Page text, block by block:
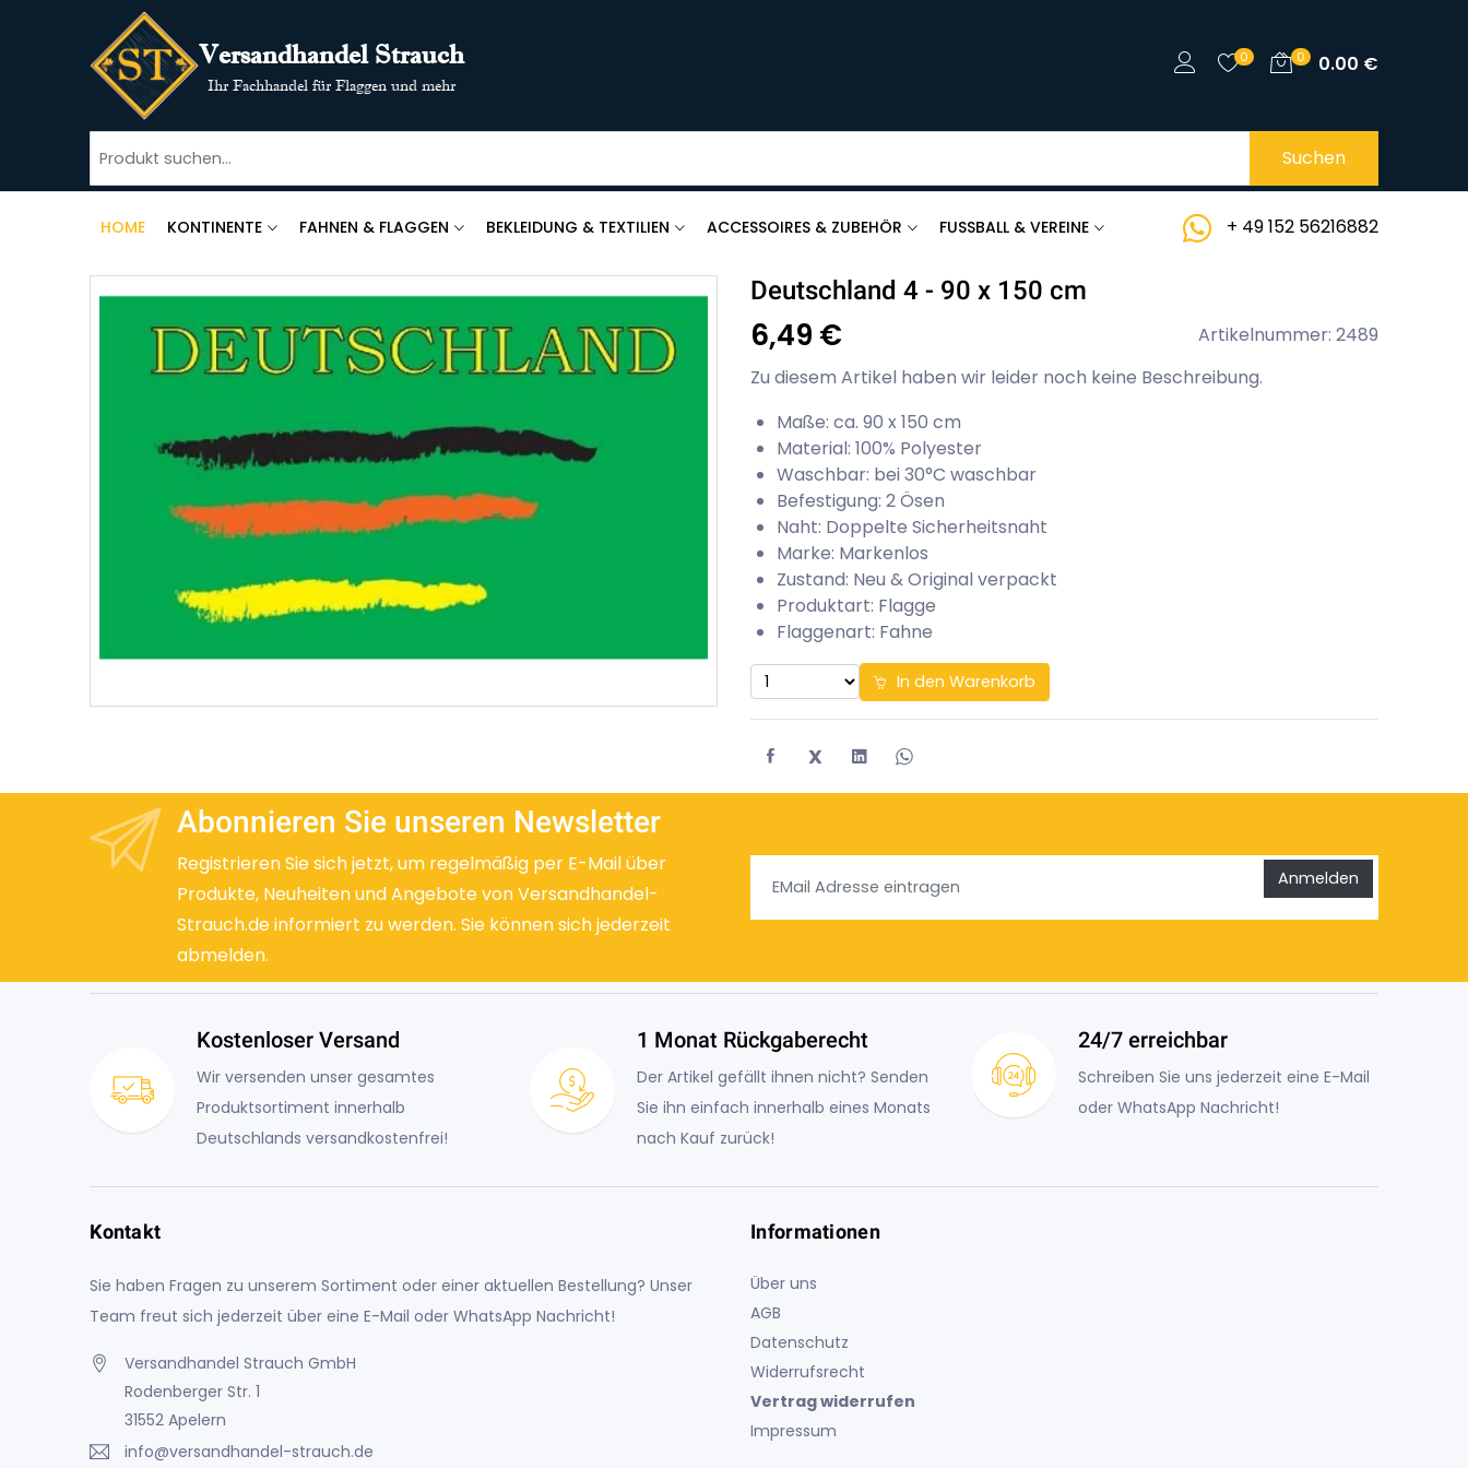
Versandhandel Strauch
Ihr Fachhandel für Flaggen und mehr
0 0 0.00 €
Suchen
HOME KONTINENTE FAHNEN & FLAGGEN BEKLEIDUNG & TEXTILIEN ACCESSOIRES & ZUBEHÖR FUSSBALL & VEREINE + 49 152 56216882
Deutschland 4 - 90 x 150 cm
6,49 €
Artikelnummer: 2489
Zu diesem Artikel haben wir leider noch keine Beschreibung.
Maße: ca. 90 x 150 cm
Material: 100% Polyester
Waschbar: bei 30°C waschbar
Befestigung: 2 Ösen
Naht: Doppelte Sicherheitsnaht
Marke: Markenlos
Zustand: Neu & Original verpackt
Produktart: Flagge
Flaggenart: Fahne
In den Warenkorb
X
Abonnieren Sie unseren Newsletter
Registrieren Sie sich jetzt, um regelmäßig per E-Mail über
Produkte, Neuheiten und Angebote von Versandhandel-
Strauch.de informiert zu werden. Sie können sich jederzeit
abmelden.
Anmelden
Kostenloser Versand
Wir versenden unser gesamtes
Produktsortiment innerhalb
Deutschlands versandkostenfrei!
1 Monat Rückgaberecht
Der Artikel gefällt ihnen nicht? Senden
Sie ihn einfach innerhalb eines Monats
nach Kauf zurück!
24/7 erreichbar
Schreiben Sie uns jederzeit eine E-Mail
oder WhatsApp Nachricht!
Kontakt
Sie haben Fragen zu unserem Sortiment oder einer aktuellen Bestellung? Unser
Team freut sich jederzeit über eine E-Mail oder WhatsApp Nachricht!
Versandhandel Strauch GmbH
Rodenberger Str. 1
31552 Apelern
info@versandhandel-strauch.de
Informationen
Über uns
AGB
Datenschutz
Widerrufsrecht
Vertrag widerrufen
Impressum